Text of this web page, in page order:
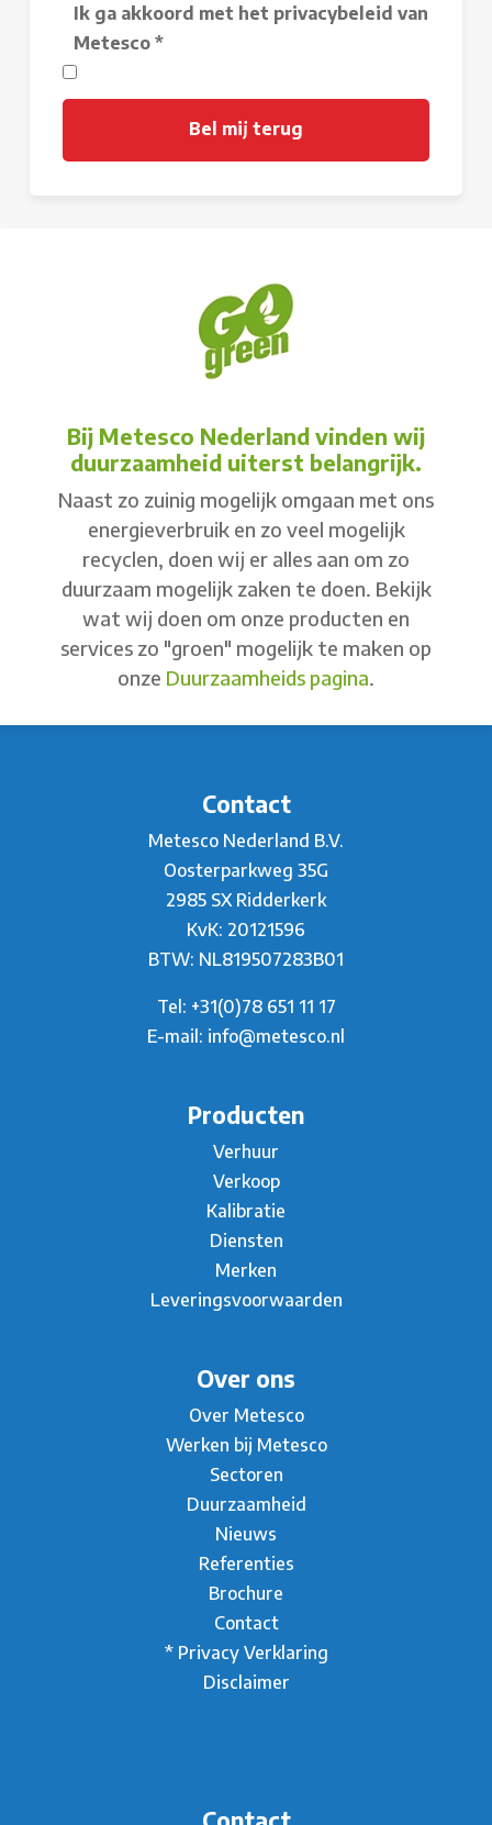
Ik ga akkoord met het privacybeleid van
Metesco *
Bij Metesco Nederland vinden wij
duurzaamheid uiterst belangrijk.
Naast zo zuinig mogelijk omgaan met ons
energieverbruik en zo veel mogelijk
recyclen, doen wij er alles aan om zo
duurzaam mogelijk zaken te doen. Bekijk
wat wij doen om onze producten en
services zo "groen" mogelijk te maken op
onze Duurzaamheids pagina.
Contact
Metesco Nederland B.V.
Oosterparkweg 35G
2985 SX Ridderkerk
KvK: 20121596
BTW: NL819507283B01
Tel: +31(0)78 651 11 17
E-mail: info@metesco.nl
Producten
Verhuur
Verkoop
Kalibratie
Diensten
Merken
Leveringsvoorwaarden
Over ons
Over Metesco
Werken bij Metesco
Sectoren
Duurzaamheid
Nieuws
Referenties
Brochure
Contact
* Privacy Verklaring
Disclaimer